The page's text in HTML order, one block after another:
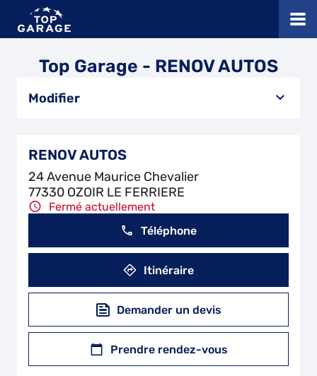
Top Garage - RENOV AUTOS
Modifier
RENOV AUTOS
24 Avenue Maurice Chevalier
77330 OZOIR LE FERRIERE
Fermé actuellement
Téléphone
Itinéraire
Demander un devis
Prendre rendez-vous